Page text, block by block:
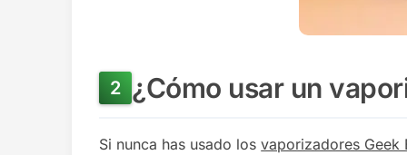
¿Cómo usar un
Si nunca has usado losvaporizadores Geek